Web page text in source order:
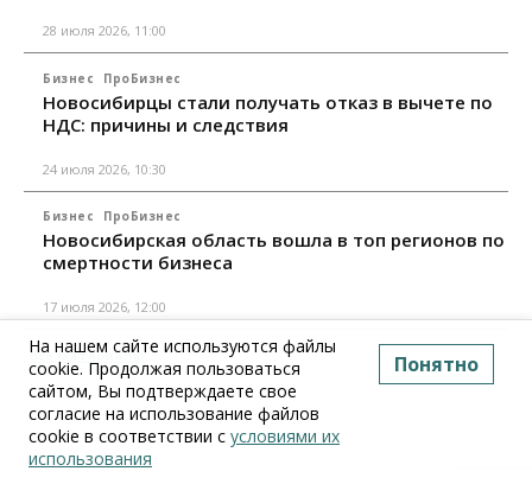
28 июля 2026, 11:00
Бизнес ПроБизнес
Новосибирцы стали получать отказ в вычете по
НДС: причины и следствия
24 июля 2026, 10:30
Бизнес ПроБизнес
Новосибирская область вошла в топ регионов по
смертности бизнеса
17 июля 2026, 12:00
Все материалы
На нашем сайте используются файлы
cookie. Продолжая пользоваться
сайтом, Вы подтверждаете свое
согласие на использование файлов
cookie в соответствии с условиями их
использования
Понятно